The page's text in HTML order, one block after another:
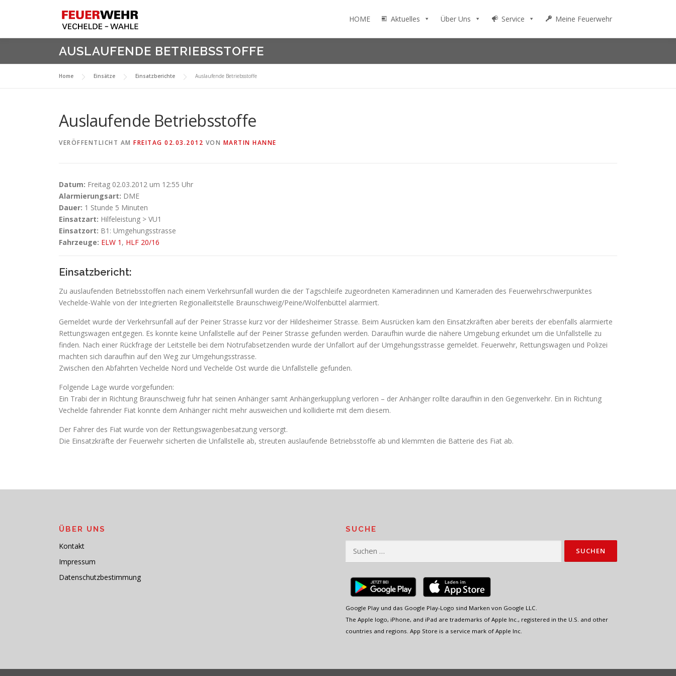
HOME Aktuelles Über Uns Service Meine Feuerwehr
AUSLAUFENDE BETRIEBSSTOFFE
Home Einsätze Einsatzberichte Auslaufende Betriebsstoffe
Auslaufende Betriebsstoffe
VERÖFFENTLICHT AM FREITAG 02.03.2012 VON MARTIN HANNE
Datum: Freitag 02.03.2012 um 12:55 Uhr
Alarmierungsart: DME
Dauer: 1 Stunde 5 Minuten
Einsatzart: Hilfeleistung > VU1
Einsatzort: B1: Umgehungsstrasse
Fahrzeuge: ELW 1 , HLF 20/16
Einsatzbericht:
Zu auslaufenden Betriebsstoffen nach einem Verkehrsunfall wurden die der Tagschleife zugeordneten Kameradinnen und Kameraden des Feuerwehrschwerpunktes
Vechelde-Wahle von der Integrierten Regionalleitstelle Braunschweig/Peine/Wolfenbüttel alarmiert.
Gemeldet wurde der Verkehrsunfall auf der Peiner Strasse kurz vor der Hildesheimer Strasse. Beim Ausrücken kam den Einsatzkräften aber bereits der ebenfalls alarmierte
Rettungswagen entgegen. Es konnte keine Unfallstelle auf der Peiner Strasse gefunden werden. Daraufhin wurde die nähere Umgebung erkundet um die Unfallstelle zu
finden. Nach einer Rückfrage der Leitstelle bei dem Notrufabsetzenden wurde der Unfallort auf der Umgehungsstrasse gemeldet. Feuerwehr, Rettungswagen und Polizei
machten sich daraufhin auf den Weg zur Umgehungsstrasse.
Zwischen den Abfahrten Vechelde Nord und Vechelde Ost wurde die Unfallstelle gefunden.
Folgende Lage wurde vorgefunden:
Ein Trabi der in Richtung Braunschweig fuhr hat seinen Anhänger samt Anhängerkupplung verloren – der Anhänger rollte daraufhin in den Gegenverkehr. Ein in Richtung
Vechelde fahrender Fiat konnte dem Anhänger nicht mehr ausweichen und kollidierte mit dem diesem.
Der Fahrer des Fiat wurde von der Rettungswagenbesatzung versorgt.
Die Einsatzkräfte der Feuerwehr sicherten die Unfallstelle ab, streuten auslaufende Betriebsstoffe ab und klemmten die Batterie des Fiat ab.
ÜBER UNS
Kontakt
Impressum
Datenschutzbestimmung
SUCHE
nach:
Google Play und das Google Play-Logo sind Marken von Google LLC.
The Apple logo, iPhone, and iPad are trademarks of Apple Inc., registered in the U.S. and other
countries and regions. App Store is a service mark of Apple Inc.